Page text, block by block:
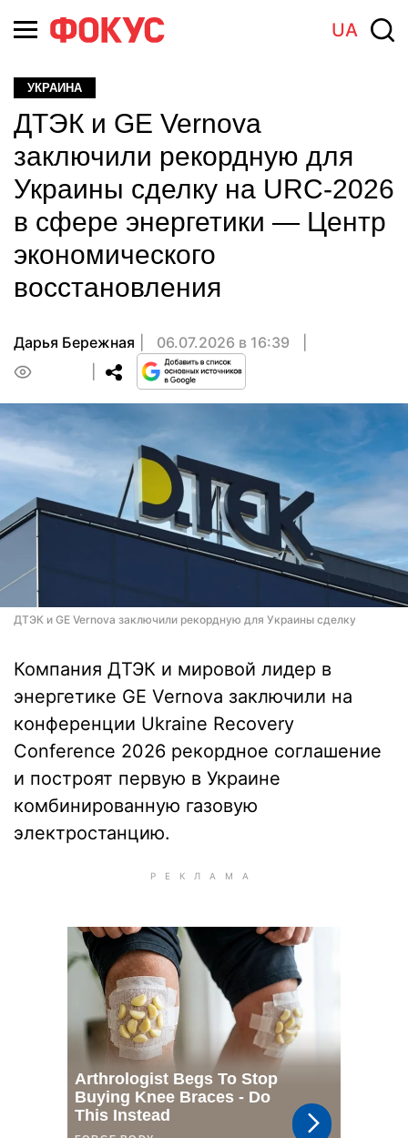
UA
УКРАИНА
ДТЭК и GE Vernova
заключили рекордную для
Украины сделку на URC-2026
в сфере энергетики — Центр
экономического
восстановления
Дарья Бережная
06.07.2026 в 16:39
ДТЭК и GE Vernova заключили рекордную для Украины сделку
Компания ДТЭК и мировой лидер в
энергетике GE Vernova заключили на
конференции Ukraine Recovery
Conference 2026 рекордное соглашение
и построят первую в Украине
комбинированную газовую
электростанцию.